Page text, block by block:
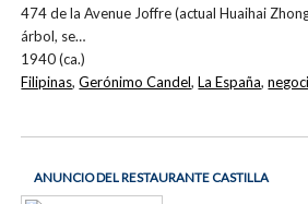
474 de la Avenue Joffre (actual Huaihai
árbol, se…
1940 (ca.)
Filipinas,Gerónimo Candel,La España,
ANUNCIO DEL RESTAURANTE CASTILLA